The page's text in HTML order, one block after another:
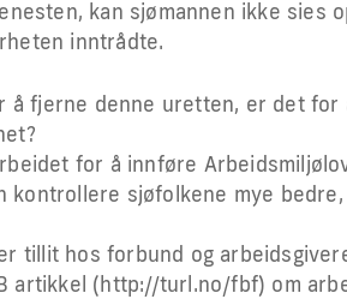
kan sjømannen ikke sies
inntrådte.
fjerne denne uretten, er det for
for å innføre
kontrollere sjøfolkene mye
tillit hos forbund og
artikkel (http://turl.no/fbf) om